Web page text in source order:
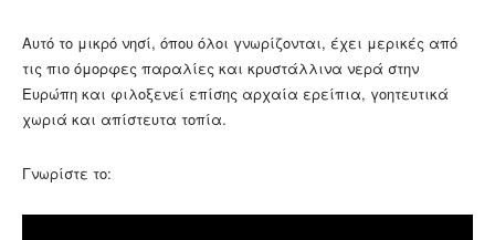
Αυτό το μικρό νησί, όπου όλοι γνωρίζονται, έχει μερικές από
τις πιο όμορφες παραλίες και κρυστάλλινα νερά στην
Ευρώπη και φιλοξενεί επίσης αρχαία ερείπια, γοητευτικά
χωριά και απίστευτα τοπία.
Γνωρίστε το: